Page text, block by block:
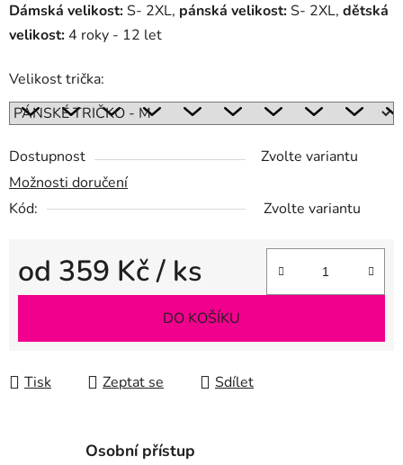
Dámská velikost:S- 2XL, pánská velikost:S- 2XL, dětská
velikost: 4 roky - 12 let
Velikost trička:
Dostupnost
Zvolte variantu
Možnosti doručení
Kód:
Zvolte variantu
od 359 Kč/ ks
Měrná cena:
DO KOŠÍKU
Tisk Zeptat se Sdílet
Osobní přístup